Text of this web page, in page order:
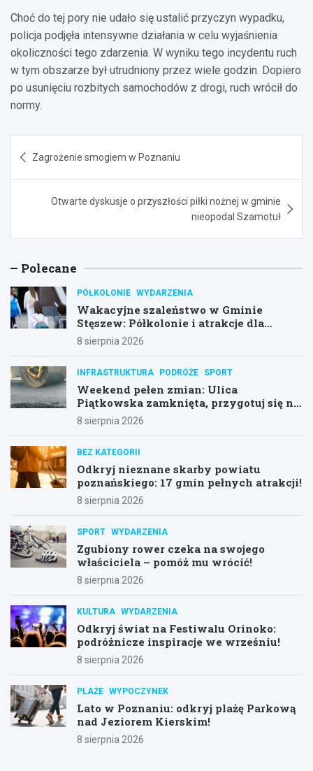
Choć do tej pory nie udało się ustalić przyczyn wypadku,
policja podjęła intensywne działania w celu wyjaśnienia
okoliczności tego zdarzenia. W wyniku tego incydentu ruch
w tym obszarze był utrudniony przez wiele godzin. Dopiero
po usunięciu rozbitych samochodów z drogi, ruch wrócił do
normy.
wpisu
Zagrożenie smogiem w Poznaniu
Otwarte dyskusje o przyszłości piłki nożnej w gminie
nieopodal Szamotuł
Polecane
PÓŁKOLONIE WYDARZENIA
Wakacyjne szaleństwo w Gminie
Stęszew: Półkolonie i atrakcje dla
dzieci!
8 sierpnia 2026
INFRASTRUKTURA PODRÓŻE SPORT
Weekend pełen zmian: Ulica
Piątkowska zamknięta, przygotuj się na
objazdy!
8 sierpnia 2026
BEZ KATEGORII
Odkryj nieznane skarby powiatu
poznańskiego: 17 gmin pełnych atrakcji!
8 sierpnia 2026
SPORT WYDARZENIA
Zgubiony rower czeka na swojego
właściciela – pomóż mu wrócić!
8 sierpnia 2026
KULTURA WYDARZENIA
Odkryj świat na Festiwalu Orinoko:
podróżnicze inspiracje we wrześniu!
8 sierpnia 2026
PLAŻE WYPOCZYNEK
Lato w Poznaniu: odkryj plażę Parkową
nad Jeziorem Kierskim!
8 sierpnia 2026